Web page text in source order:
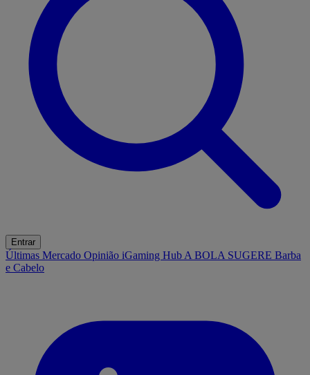
Entrar
Últimas Mercado Opinião iGaming Hub A BOLA SUGERE Barba
e Cabelo